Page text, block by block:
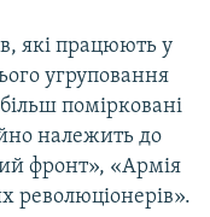
які працюють у
угруповання
помірковані
належить до
фронт», «Армія
революціонерів».